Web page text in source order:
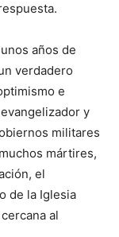
años de
verdadero
e
y
militares
mártires,
el
de la Iglesia
al